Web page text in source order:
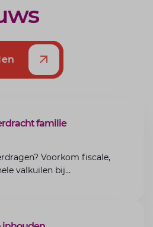
familie
Voorkom fiscale,
valkuilen bij